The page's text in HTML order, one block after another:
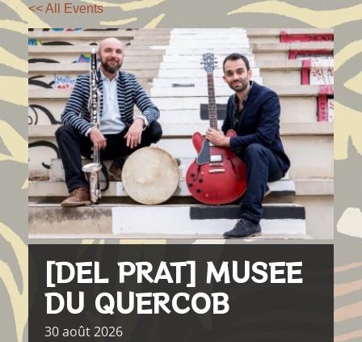
<< All Events
[DEL PRAT] MUSEE
DU QUERCOB
30août2026